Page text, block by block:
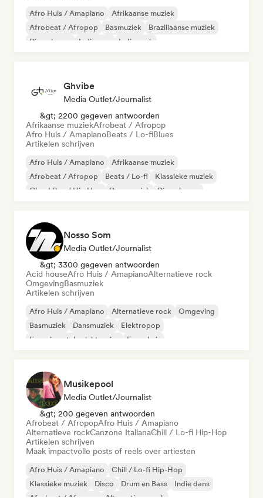
Afro Huis / Amapiano
Afrikaanse muziek
Afrobeat / Afropop
Basmuziek
Braziliaanse muziek
Diepe house
Indie pop Indie rock
Ghvibe
Media Outlet/Journalist
&gt; 2200 gegeven antwoorden
Afrikaanse muziekAfrobeat / Afropop
Afro Huis / AmapianoBeats / Lo-fiBlues
Artikelen schrijven
Afro Huis / Amapiano
Afrikaanse muziek
Afrobeat / Afropop
Beats / Lo-fi
Klassieke muziek
Cloud Rap / Hip Hop
Dansmuziek Diepe house
Nosso Som
Media Outlet/Journalist
&gt; 3300 gegeven antwoorden
Acid houseAfro Huis / AmapianoAlternatieve rock
OmgevingBasmuziek
Artikelen schrijven
Afro Huis / Amapiano Alternatieve rock
Omgeving
Basmuziek
Dansmuziek
Elektropop
Experimentele elektronica
Frans huis
Musikepool
Media Outlet/Journalist
&gt; 200 gegeven antwoorden
Afrobeat / AfropopAfro Huis / Amapiano
Alternatieve rockCanzone ItalianaChill / Lo-fi Hip-Hop
Artikelen schrijven
Maak impactvolle posts of reels over artiesten
Afro Huis / Amapiano
Chill / Lo-fi Hip-Hop
Klassieke muziek
Disco Drum en Bass
Indie dans